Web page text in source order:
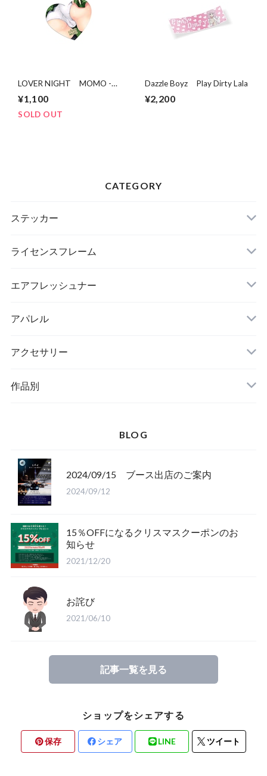
LOVER NIGHT MOMO -
¥1,100
SOLD OUT
Dazzle Boyz Play Dirty Lala
¥2,200
CATEGORY
ステッカー
ライセンスフレーム
エアフレッシュナー
アパレル
アクセサリー
作品別
BLOG
2024/09/15 ブース出店のご案内
2024/09/12
15％OFFになるクリスマスクーポンのお
知らせ
2021/12/20
お詫び
2021/06/10
記事一覧を見る
ショップをシェアする
保存 シェア LINE ツイート